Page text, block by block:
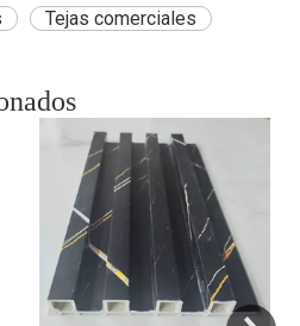
Tejas comerciales